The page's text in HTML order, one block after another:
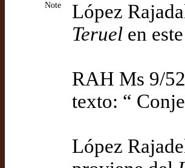
Note
López
Teruel en
RAH Ms 9/
texto: “
López